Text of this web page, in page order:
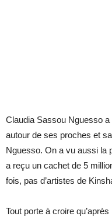
Claudia Sassou Nguesso
autour de ses proches et
Nguesso. On a vu aussi la
a reçu un cachet de 5
fois, pas d’artistes de
Tout porte à croire